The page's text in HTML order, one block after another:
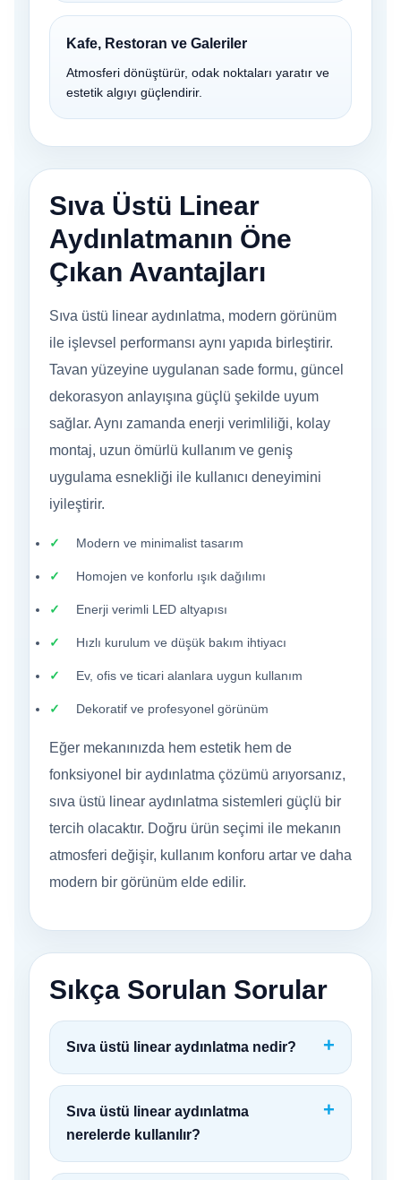
Kafe, Restoran ve Galeriler
Atmosferi dönüştürür, odak noktaları yaratır ve
estetik algıyı güçlendirir.
Sıva Üstü Linear
Aydınlatmanın Öne
Çıkan Avantajları
Sıva üstü linear aydınlatma, modern görünüm
ile işlevsel performansı aynı yapıda birleştirir.
Tavan yüzeyine uygulanan sade formu, güncel
dekorasyon anlayışına güçlü şekilde uyum
sağlar. Aynı zamanda enerji verimliliği, kolay
montaj, uzun ömürlü kullanım ve geniş
uygulama esnekliği ile kullanıcı deneyimini
iyileştirir.
Modern ve minimalist tasarım
Homojen ve konforlu ışık dağılımı
Enerji verimli LED altyapısı
Hızlı kurulum ve düşük bakım ihtiyacı
Ev, ofis ve ticari alanlara uygun kullanım
Dekoratif ve profesyonel görünüm
Eğer mekanınızda hem estetik hem de
fonksiyonel bir aydınlatma çözümü arıyorsanız,
sıva üstü linear aydınlatma sistemleri güçlü bir
tercih olacaktır. Doğru ürün seçimi ile mekanın
atmosferi değişir, kullanım konforu artar ve daha
modern bir görünüm elde edilir.
Sıkça Sorulan Sorular
Sıva üstü linear aydınlatma nedir?
Sıva üstü linear aydınlatma
nerelerde kullanılır?